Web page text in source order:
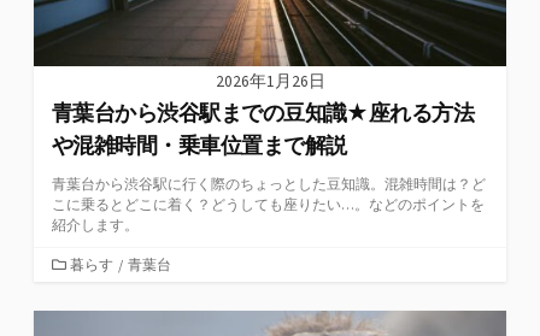
2026年1月26日
青葉台から渋谷駅までの豆知識★座れる方法
や混雑時間・乗車位置まで解説
青葉台から渋谷駅に行く際のちょっとした豆知識。混雑時間は？ど
こに乗るとどこに着く？どうしても座りたい…。などのポイントを
紹介します。
カ
ゴ
暮らす / 青葉台